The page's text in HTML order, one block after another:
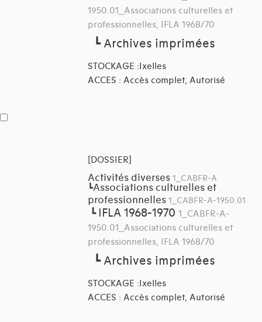
1950.01_Associations culturelles et
professionnelles, IFLA 1968/70
┗Archives imprimées
STOCKAGE :Ixelles
ACCES : Accès complet, Autorisé
[DOSSIER]
Activités diverses 1_CABFR-A
┗Associations culturelles et
professionnelles 1_CABFR-A-1950.01
┗ IFLA 1968-1970 1_CABFR-A-
1950.01_Associations culturelles et
professionnelles, IFLA 1968/70
┗Archives imprimées
STOCKAGE :Ixelles
ACCES : Accès complet, Autorisé